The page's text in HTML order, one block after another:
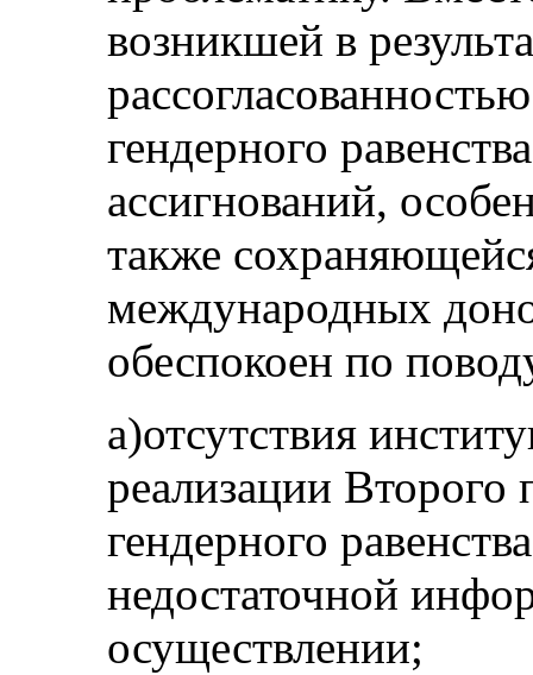
возникшей в
гендерного
ассигнований,
также
международных
обеспокоен по
а)отсутствия
реализации Второго
гендерного
недостаточной
осуществлении;